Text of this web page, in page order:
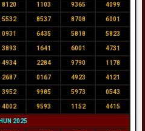
8120 1103 9365 4099
5532 8537 8708 6001
0931 6435 5818 5823
3893 1641 6001 4731
4934 2284 9790 1178
2687 0167 4923 4121
3952 9985 5973 0543
4002 9593 1152 4415
2025